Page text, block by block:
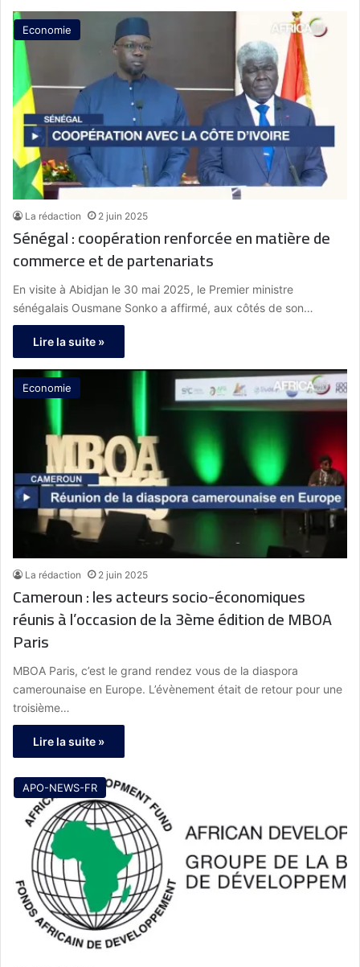
Economie
La rédaction 2 juin 2025
Sénégal : coopération renforcée en matière de
commerce et de partenariats
En visite à Abidjan le 30 mai 2025, le Premier ministre
sénégalais Ousmane Sonko a affirmé, aux côtés de son…
Lire la suite »
Economie
La rédaction 2 juin 2025
Cameroun : les acteurs socio-économiques
réunis à l’occasion de la 3ème édition de MBOA
Paris
MBOA Paris, c’est le grand rendez vous de la diaspora
camerounaise en Europe. L’évènement était de retour pour une
troisième…
Lire la suite »
APO-NEWS-FR